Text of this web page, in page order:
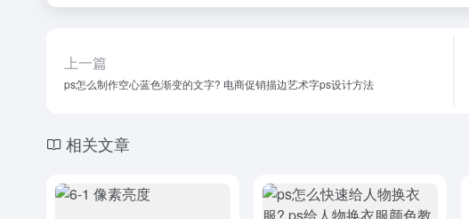
上一篇
ps怎么制作空心蓝色渐变的文字? 电商促销描边艺术字ps设计方法
相关文章